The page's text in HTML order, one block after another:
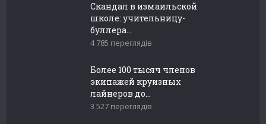
Скандал в измаильской
школе: учительницу-
буллера...
4 785 переглядів
Более 100 тысяч членов
экипажей круизных
лайнеров до...
3 527 переглядів